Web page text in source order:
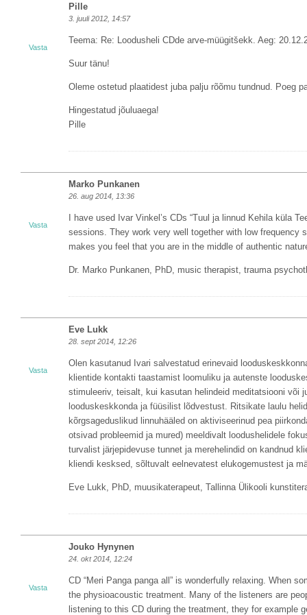
Pille
3. juuli 2012, 14:57
Teema: Re: Loodusheli CDde arve-müügitšekk. Aeg:
Suur tänu!
Oleme ostetud plaatidest juba palju rõõmu tundnud. Poeg
Hingestatud jõuluaega!
Pille
Vasta
Marko Punkanen
26. aug 2014, 13:36
I have used Ivar Vinkel’s CDs “Tuul ja linnud Kehila küla
sessions. They work very well together with low frequency
makes you feel that you are in the middle of authentic
Dr. Marko Punkanen, PhD, music therapist, trauma
Vasta
Eve Lukk
28. sept 2014, 12:26
Olen kasutanud Ivari salvestatud erinevaid
klientide kontakti taastamist loomuliku ja autenste
stimuleeriv, teisalt, kui kasutan helindeid meditatsiooni
looduskeskkonda ja füüsilist lõdvestust. Ritsikate laulu
kõrgsageduslikud linnuhääled on aktiviseerinud pea
otsivad probleemid ja mured) meeldivalt loodushelidele
turvalist järjepidevuse tunnet ja merehelindid on kandnud
kliendi kesksed, sõltuvalt eelnevatest elukogemustest ja
Eve Lukk, PhD, muusikaterapeut, Tallinna Ülikooli
Vasta
Jouko Hynynen
24. okt 2014, 12:24
CD “Meri Panga panga all” is wonderfully relaxing. When
the physioacoustic treatment. Many of the listeners are
listening to this CD during the treatment, they for
Vasta